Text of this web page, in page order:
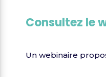
Consultez le
Un webinaire